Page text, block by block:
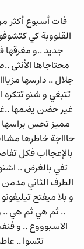
فات أسبوع أكثر
القلووبة كي
جديد ..و
محتاجاها الأنثى
جلال .. دارسها
تتبغي و شنو
غير حضن يضمها
مميز تحس براسها
حاااجة خاطرها
بالإعجااب فكل
تفي بالغرض ..
الطرف الثاني مدمن
و بلا ميفتح
.. ثم هي ثم هي ..
الاسبوووع .. و
تتسوا ..